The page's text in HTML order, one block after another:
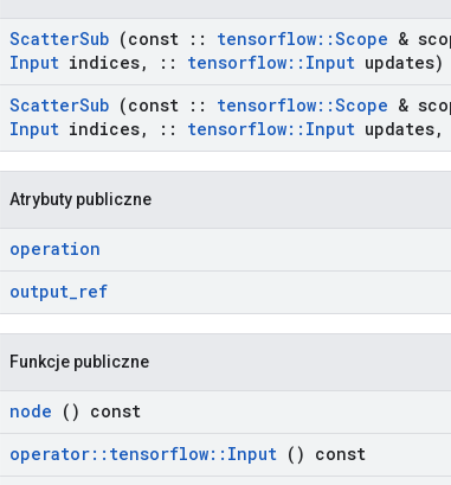
ScatterSub (const :: tensorflow::Scope &
Input indices, :: tensorflow:: Input updates)
ScatterSub (const :: tensorflow::Scope &
Input indices, :: tensorflow:: Input updates,
Atrybuty publiczne
operation
output_ref
Funkcje publiczne
node () const
operator:: tensorflow:: Input () const